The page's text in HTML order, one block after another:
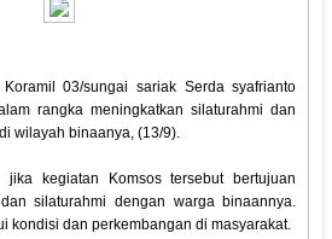
03/sungai sariak Serda syafrianto
rangka meningkatkan silaturahmi dan
wilayah binaanya, (13/9).
jika kegiatan Komsos tersebut bertujuan
silaturahmi dengan warga binaannya.
kondisi dan perkembangan di masyarakat.